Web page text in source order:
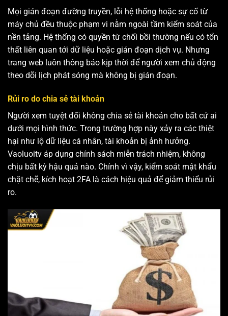
Mọi gián đoạn đường truyền, lỗi hệ thống hoặc sự cố từ
máy chủ đều thuộc phạm vi nằm ngoài tầm kiểm soát của
nền tảng. Hệ thống có quyền từ chối bồi thường nếu có tổn
thất liên quan tới dữ liệu hoặc gián đoạn dịch vụ. Nhưng
trang web luôn thông báo kịp thời để người xem chủ động
theo dõi lịch phát sóng mà không bị gián đoạn.
Rủi ro do chia sẻ tài khoản
Người xem tuyệt đối không chia sẻ tài khoản cho bất cứ ai
dưới mọi hình thức. Trong trường hợp này xảy ra các thiệt
hại như lộ dữ liệu cá nhân, tài khoản bị ảnh hưởng.
Vaoluoitv áp dụng chính sách miễn trách nhiệm, không
chịu bất kỳ hậu quả nào. Chính vì vậy, kiểm soát mật khẩu
chặt chẽ, kích hoạt 2FA là cách hiệu quả để giảm thiểu rủi
ro.